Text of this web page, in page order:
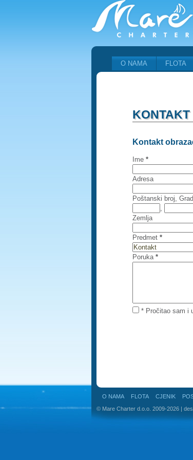
O NAMA FLOTA
KONTAKT
Kontakt
Ime *
Adresa
Poštanski broj, Grad
,
Zemlja
Predmet *
Poruka *
* Pročitao sam i
O NAMA FLOTA CJENIK
© Mare Charter d.o.o. 2009-2026 |